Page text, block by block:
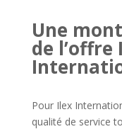
Une
de l’offre
Pour Ilex
qualité de service